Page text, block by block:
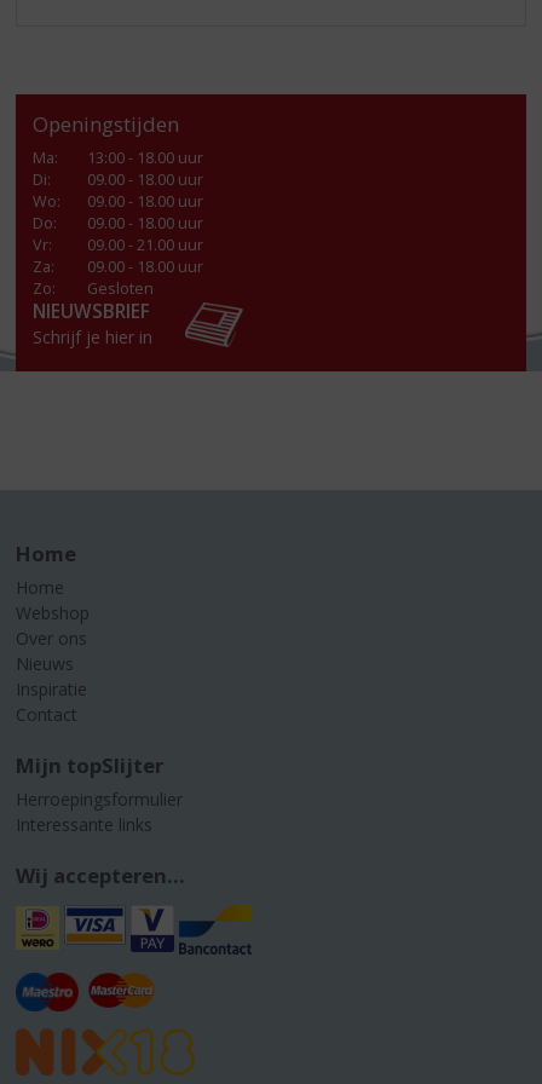
Openingstijden
Ma:
13:00 - 18.00 uur
Di:
09.00 - 18.00 uur
Wo:
09.00 - 18.00 uur
Do:
09.00 - 18.00 uur
Vr:
09.00 - 21.00 uur
Za:
09.00 - 18.00 uur
Zo:
Gesloten
NIEUWSBRIEF
Schrijf je hier in
Home
Home
Webshop
Over ons
Nieuws
Inspiratie
Contact
Mijn topSlijter
Herroepingsformulier
Interessante links
Wij accepteren...